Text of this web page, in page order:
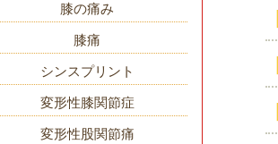
膝の痛み
膝痛
シンスプリント
変形性膝関節症
変形性股関節痛